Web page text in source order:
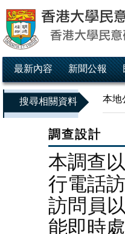
最新內容 新聞公報
搜尋相關資料 本地
調查設計
本調查
行電話
訪問員
能即時